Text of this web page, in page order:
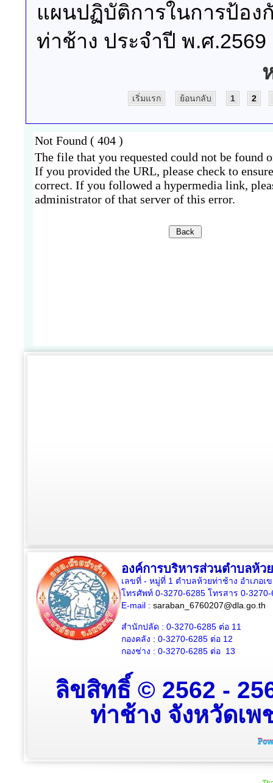
แผนปฏิบัติการในการป้อง
ท่าช้าง ประจำปี พ.ศ.2569
เริ่มแรก ย้อนกลับ 1 2
องค์การบริหารส่วนตำบลห้ว
เลขที่ - หมู่ที่ 1 ตำบลห้วยท่าช้าง อำเภอเ
โทรศัพท์ 0-3270-6285 โทรสาร 0-
E-mail : saraban_6760207@dla.go.th
สำนักปลัด : 0-3270-6285 ต่อ 11
กองคลัง : 0-3270-6285 ต่อ 12
กองช่าง : 0-3270-6285 ต่อ 13
ลิขสิทธิ์ © 2562 -
ท่าช้าง จังหวัดเ